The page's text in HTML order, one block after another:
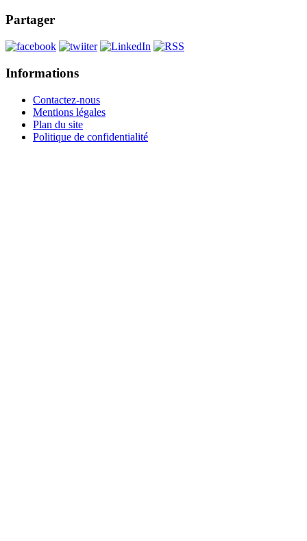
Partager
Informations
Contactez-nous
Mentions légales
Plan du site
Politique de confidentialité